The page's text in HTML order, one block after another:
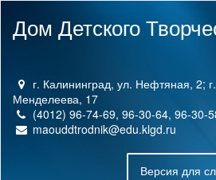
Дом Детского
г. Калининград, ул. Нефтяная, 2;
Менделеева, 17
(4012) 96-74-69, 96-30-64, 96-30-
maouddtrodnik@edu.klgd.ru
Версия для